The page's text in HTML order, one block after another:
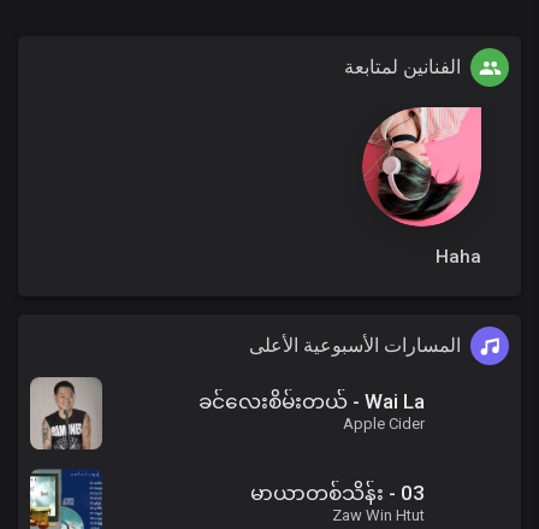
الفنانين لمتابعة
Haha
المسارات الأسبوعية الأعلى
ခင်လေးစိမ်းတယ် - Wai La
Apple Cider
03 - မာယာတစ်သိန်း
Zaw Win Htut